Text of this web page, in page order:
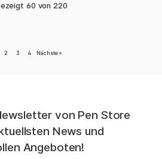
60 von 220
2 3 4 Nächste »
von Pen Store
News und
Angeboten!